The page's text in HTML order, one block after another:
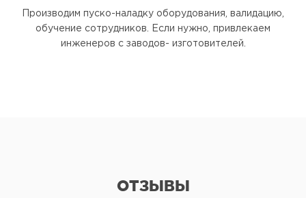
Производим пуско-наладку оборудования, валидацию,
обучение сотрудников. Если нужно, привлекаем
инженеров с заводов- изготовителей.
ОТЗЫВЫ